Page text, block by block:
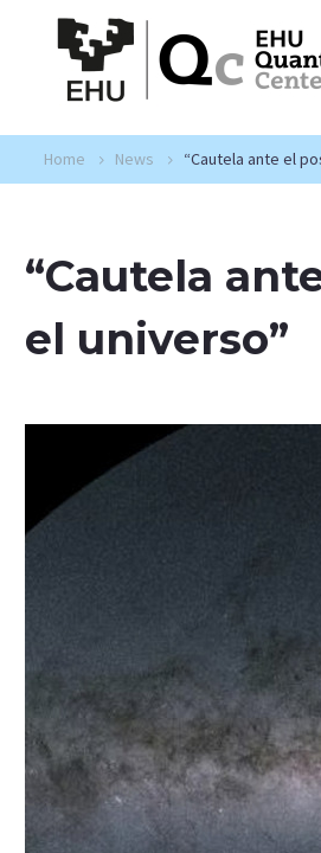
Home News “Cautela ante el
“Cautela
el universo”